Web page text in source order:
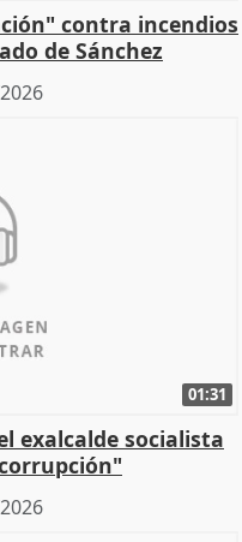
contra incendios
de Sánchez
01:31
exalcalde socialista